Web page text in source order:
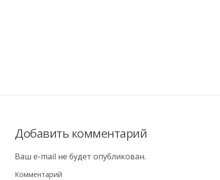
Добавить комментарий
Ваш e-mail не будет опубликован.
Комментарий